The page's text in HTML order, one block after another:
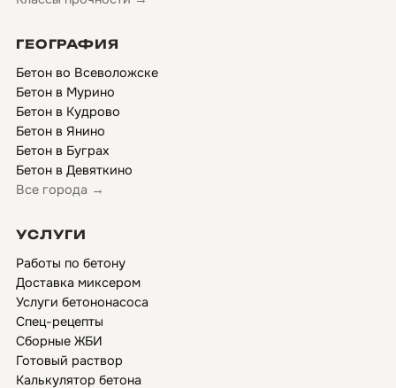
ГЕОГРАФИЯ
Бетон во Всеволожске
Бетон в Мурино
Бетон в Кудрово
Бетон в Янино
Бетон в Буграх
Бетон в Девяткино
Все города →
УСЛУГИ
Работы по бетону
Доставка миксером
Услуги бетононасоса
Спец-рецепты
Сборные ЖБИ
Готовый раствор
Калькулятор бетона